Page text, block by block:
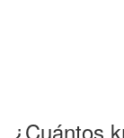
¿Cuántos